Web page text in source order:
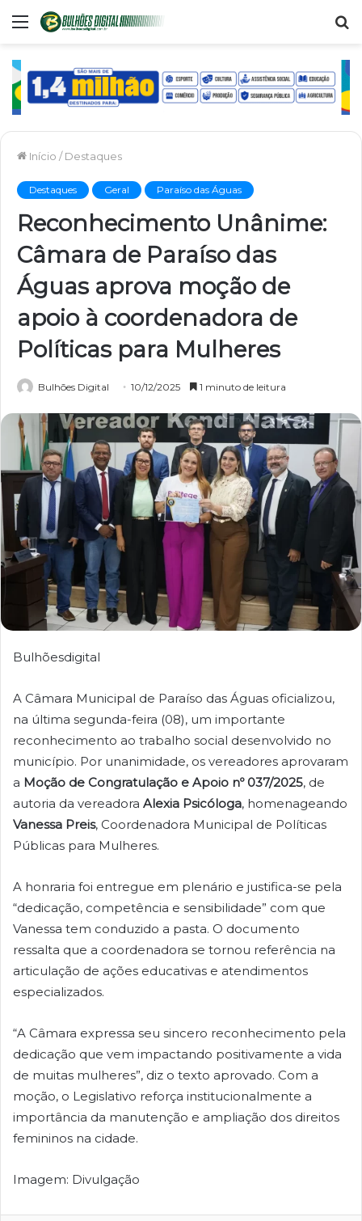
Menu
Início / Destaques
Destaques Geral Paraíso das Águas
Reconhecimento Unânime:
Câmara de Paraíso das
Águas aprova moção de
apoio à coordenadora de
Políticas para Mulheres
Bulhões Digital 10/12/2025 1 minuto de leitura
Bulhõesdigital
A Câmara Municipal de Paraíso das Águas oficializou,
na última segunda-feira (08), um importante
reconhecimento ao trabalho social desenvolvido no
município. Por unanimidade, os vereadores aprovaram
a Moção de Congratulação e Apoio nº 037/2025, de
autoria da vereadora Alexia Psicóloga, homenageando
Vanessa Preis, Coordenadora Municipal de Políticas
Públicas para Mulheres.
A honraria foi entregue em plenário e justifica-se pela
“dedicação, competência e sensibilidade” com que
Vanessa tem conduzido a pasta. O documento
ressalta que a coordenadora se tornou referência na
articulação de ações educativas e atendimentos
especializados.
“A Câmara expressa seu sincero reconhecimento pela
dedicação que vem impactando positivamente a vida
de muitas mulheres”, diz o texto aprovado. Com a
moção, o Legislativo reforça institucionalmente a
importância da manutenção e ampliação dos direitos
femininos na cidade.
Imagem: Divulgação